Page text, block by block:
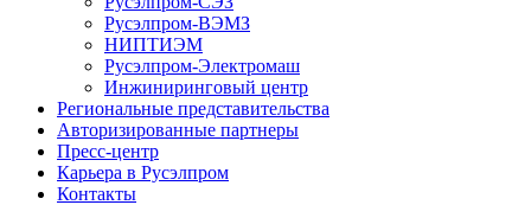
Русэлпром-ВЭМЗ
НИПТИЭМ
Русэлпром-Электромаш
Инжиниринговый центр
Региональные представительства
Авторизированные партнеры
Пресс-центр
Карьера в Русэлпром
Контакты